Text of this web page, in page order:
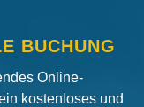
BUCHUNG
Online-
kostenloses und